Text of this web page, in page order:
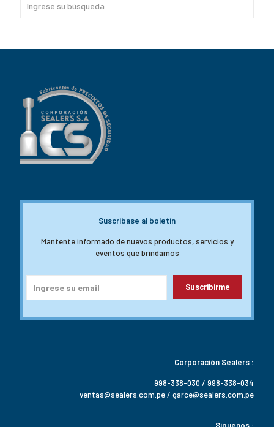
Suscribase al boletín
Mantente informado de nuevos productos, servicios y
eventos que brindamos
Corporación Sealers :
998-338-030 / 998-338-034
ventas@sealers.com.pe / garce@sealers.com.pe